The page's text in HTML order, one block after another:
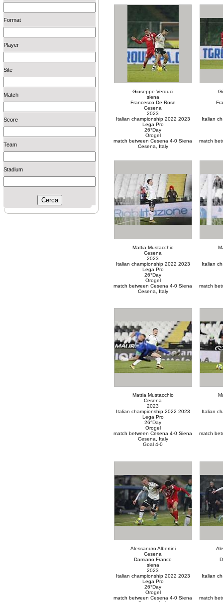
Format
Player
Site
Match
Score
Team
Stadium
Giuseppe Verduci
siena
Francesco De Rose
Cesena
2023
Italian championship 2022 2023
Lega Pro
26°Day
Orogel
match between Cesena 4-0 Siena
Cesena, Italy
Italian
match
Mattia Mustacchio
Cesena
2023
Italian championship 2022 2023
Lega Pro
26°Day
Orogel
match between Cesena 4-0 Siena
Cesena, Italy
Italian
match
Mattia Mustacchio
Cesena
2023
Italian championship 2022 2023
Lega Pro
26°Day
Orogel
match between Cesena 4-0 Siena
Cesena, Italy
Goal 4-0
Italian
match
Alessandro Albertini
Cesena
Damiano Franco
siena
2023
Italian championship 2022 2023
Lega Pro
26°Day
Orogel
match between Cesena 4-0 Siena
Italian
match